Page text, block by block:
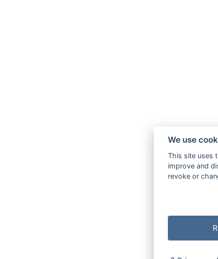
We use
This site uses
improve and
revoke or